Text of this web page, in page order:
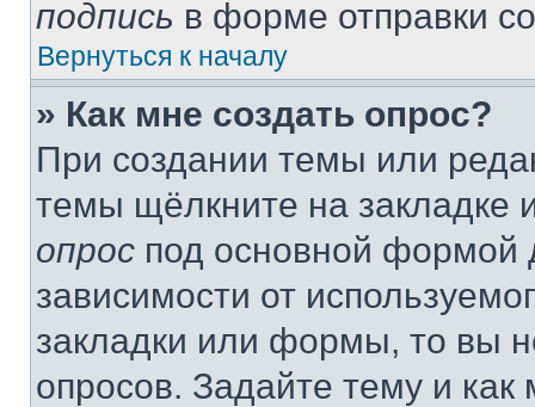
подпись в форме отправки
Вернуться к началу
» Как мне создать опрос?
При создании темы или
темы щёлкните на
опрос под основной формой
зависимости от
закладки или формы, то вы
опросов. Задайте тему и